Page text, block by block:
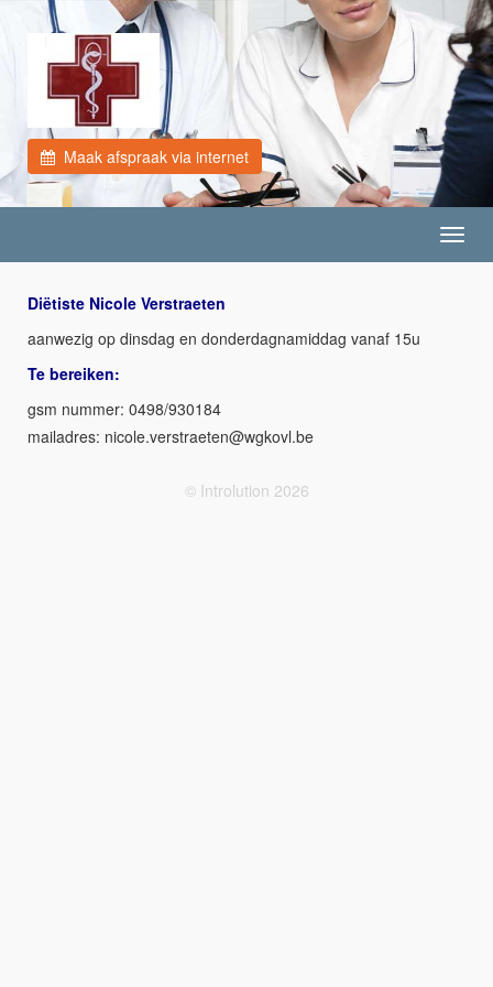
Maak afspraak via internet
Diëtiste Nicole Verstraeten
aanwezig op dinsdag en donderdagnamiddag vanaf 15u
Te bereiken:
gsm nummer: 0498/930184
mailadres: eb.lvokgw@neteartsrev.elocin
© Introlution 2026